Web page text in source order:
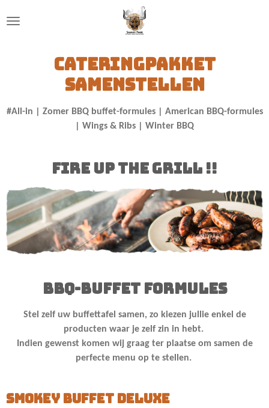
direct
hoofdinhoudCateringpakket
samenstellen
#All-in | Zomer BBQ buffet-formules | American BBQ-formules
| Wings & Ribs | Winter BBQ
Fire up the Grill !!
bbq-buffet formules
Stel zelf uw buffettafel samen, zo kiezen jullie enkel de
producten waar je zelf zin in hebt.
Indien gewenst komen wij graag ter plaatse om samen de
perfecte menu op te stellen.
Smokey buffet deluxe